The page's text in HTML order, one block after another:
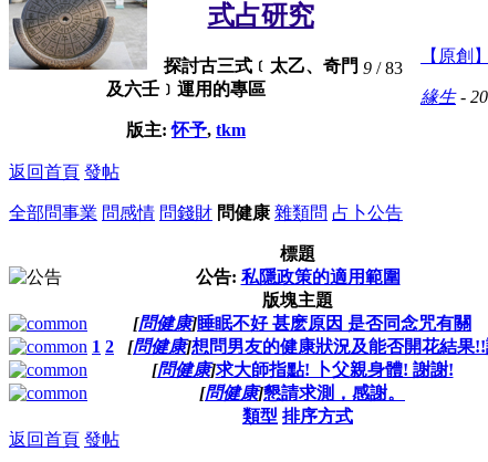
式占研究
探討古三式﹝太乙、奇門
及六壬﹞運用的專區
版主:怀予, tkm
9 / 83
【原創
緣生-
返回首頁 發帖
全部問事業 問感情 問錢財 問健康 雜類問 占卜公告
標題
公告: 私隱政策的適用範圍
版塊主題
[問健康]睡眠不好 甚麽原因 是否同念咒有關
1 2 [問健康]想問男友的健康狀況及能否開花結果
[問健康]求大師指點! 卜父親身體! 謝謝!
[問健康]懇請求測，感謝。
類型 排序方式
返回首頁 發帖